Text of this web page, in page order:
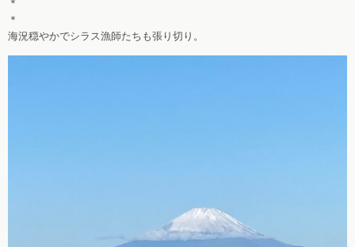
＊
海況穏やかでシラス漁師たちも張り切り。